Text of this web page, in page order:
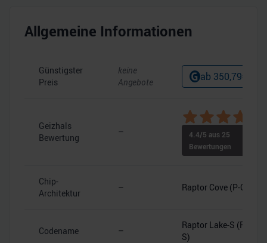
Allgemeine Informationen
Günstigster
Preis
keine
Angebote
ab 350,79€
Geizhals
Bewertung
– 4.4/5 aus 25
Bewertungen
Chip-
Architektur
– Raptor Cove (P-Core)
Codename –
Raptor Lake-S (RPL-
S)